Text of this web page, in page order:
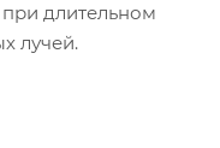
при длительном
лучей.